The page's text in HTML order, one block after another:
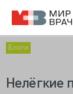
Блоги
Нелёгкие